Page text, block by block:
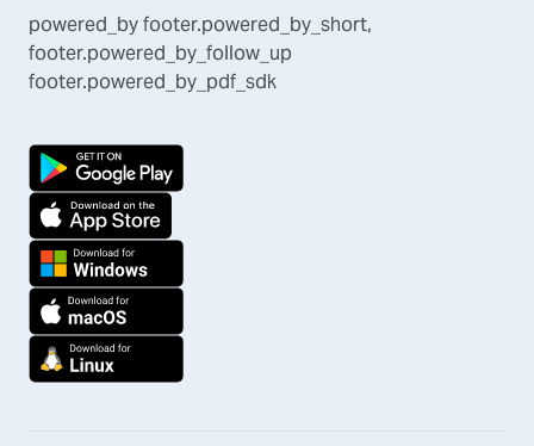
powered_byfooter.powered_by_short,
footer.powered_by_follow_up
footer.powered_by_pdf_sdk